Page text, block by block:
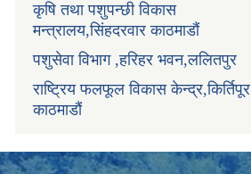
कृषि तथा पशुपन्छी विकास
मन्त्रालय,सिंहदरवार काठमाडौं
पशुसेवा विभाग ,हरिहर भवन,ललितपुर
राष्ट्रिय फलफूल विकास केन्द्र,किर्तिपूर
काठमाडौं